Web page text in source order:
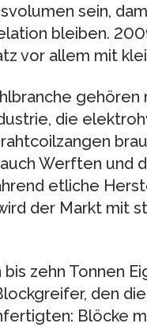
sein,
bleiben.
vor allem mit
gehören
die
Werften und
etliche
der Markt mit
zehn Tonnen
den
Blöcke